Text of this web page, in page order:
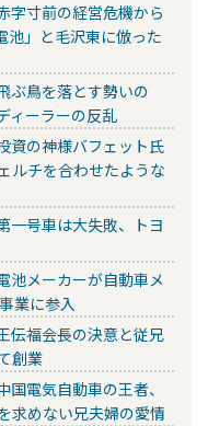
寸前の経営危機から
池」と毛沢東に倣った
ぶ鳥を落とす勢いの
ィーラーの反乱
資の神様バフェット氏
ルチを合わせたような
号車は大失敗、トヨ
メーカーが自動車メ
業に参入
伝福会長の決意と従兄
創業
電気自動車の王者、
求めない兄夫婦の愛情